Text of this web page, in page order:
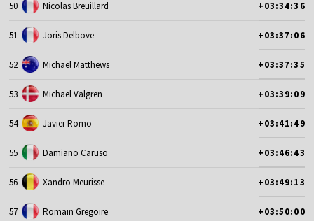
50 Nicolas Breuillard +03:34:36
51 Joris Delbove +03:37:06
52 Michael Matthews +03:37:35
53 Michael Valgren +03:39:09
54 Javier Romo +03:41:49
55 Damiano Caruso +03:46:43
56 Xandro Meurisse +03:49:13
57 Romain Gregoire +03:50:00